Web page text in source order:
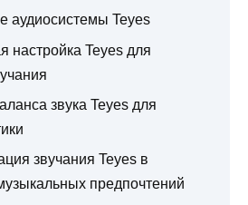
аудиосистемы Teyes
настройка Teyes для
звука Teyes для
звучания Teyes в
предпочтений